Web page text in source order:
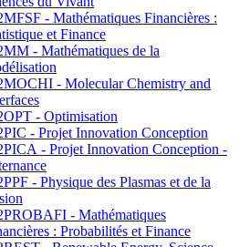
- Mathématiques Financières :
et Finance
- Mathématiques de la
- Molecular Chemistry and
- Optimisation
- Projet Innovation Conception
- Projet Innovation Conception -
- Physique des Plasmas et de la
- Mathématiques
: Probabilités et Finance